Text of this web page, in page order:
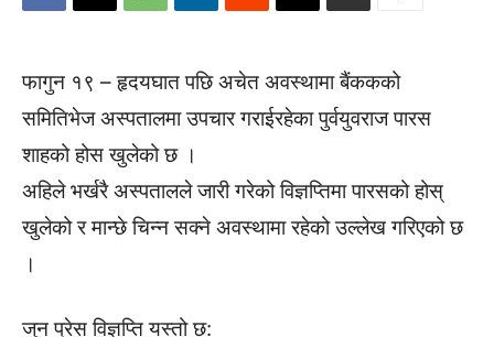
फागुन १९ – हृदयघात पछि अचेत अवस्थामा बैंककको
समितिभेज अस्पतालमा उपचार गराईरहेका पुर्वयुवराज पारस
शाहको होस खुलेको छ ।
अहिले भर्खरै अस्पतालले जारी गरेको विज्ञप्तिमा पारसको होस्
खुलेको र मान्छे चिन्न सक्ने अवस्थामा रहेको उल्लेख गरिएको छ
।
जुन प्रेस विज्ञप्ति यस्तो छ: